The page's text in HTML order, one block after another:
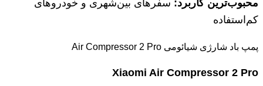
محبوب‌ترین کاربرد: سفرهای بین‌شهری و خودروهای
کم‌استفاده
پمپ باد شارژی شیائومی Air Compressor 2 Pro
Xiaomi Air Compressor 2 Pro